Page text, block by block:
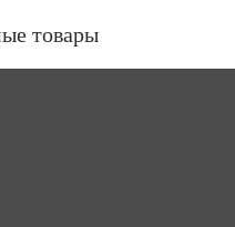
товары